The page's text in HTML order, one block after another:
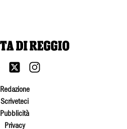
Redazione
Scriveteci
Pubblicità
Privacy